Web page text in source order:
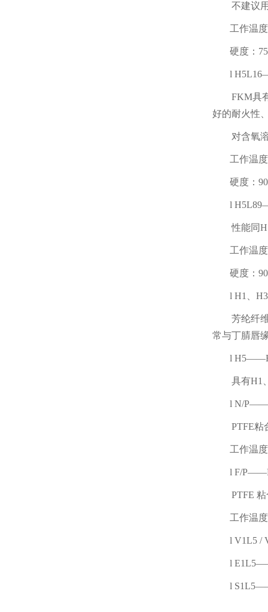
不建议
工作温
硬度：
l H5L16
FKM具
好的耐火性
对含氧
工作温
硬度：
l H5L89
性能同
工作温
硬度：
l H1 H3
芳纶纤
常与丁腈唇
l H5——
具有H1
l N/P——
PTFE粘
工作温
l F/P——
PTFE 粘
工作温
l V1L5 /
l E1L5
l S1L5